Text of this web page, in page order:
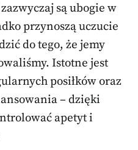
są ubogie w
przynoszą uczucie
do tego, że jemy
Istotne jest
posiłków oraz
– dzięki
apetyt i